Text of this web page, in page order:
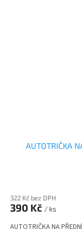
AUTOTRIČKA
322 Kč bez DPH
390 Kč / ks
AUTOTRIČKA NA